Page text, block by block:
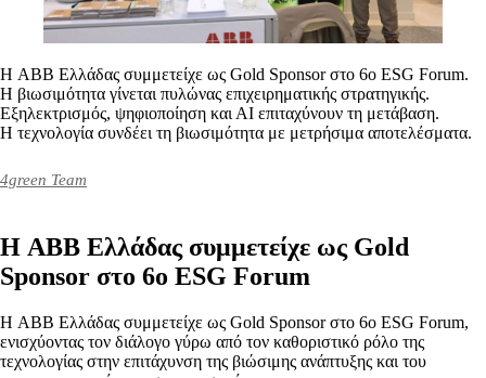
Η ABB Ελλάδας συμμετείχε ως Gold Sponsor στο 6ο ESG Forum.
Η βιωσιμότητα γίνεται πυλώνας επιχειρηματικής στρατηγικής.
Εξηλεκτρισμός, ψηφιοποίηση και ΑΙ επιταχύνουν τη μετάβαση.
Η τεχνολογία συνδέει τη βιωσιμότητα με μετρήσιμα αποτελέσματα.
4green Team
Η ABB Ελλάδας συμμετείχε ως Gold
Sponsor στο 6ο ESG Forum
Η ABB Ελλάδας συμμετείχε ως Gold Sponsor στο 6ο ESG Forum,
ενισχύοντας τον διάλογο γύρω από τον καθοριστικό ρόλο της
τεχνολογίας στην επιτάχυνση της βιώσιμης ανάπτυξης και του